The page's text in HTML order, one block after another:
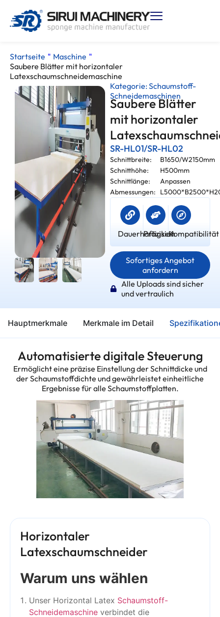
Startseite " Maschine "
Saubere Blätter mit horizontaler
Latexschaumschneidemaschine
Kategorie:Schaumstoff-
Schneidemaschinen
Saubere Blätter
mit horizontaler
SR-HL01/SR-HL02
Schnittbreite:
B1650/W2150mm
Schnitthöhe:
H500mm
Schnittlänge:
Anpassen
Abmessungen:
Dauerhaftigkeit
PräzisionKompatibilität
Sofortiges Angebot
anfordern
Alle Uploads sind sicher
und vertraulich
Hauptmerkmale Merkmale im Detail
Automatisierte digitale Steuerung
Ermöglicht eine präzise Einstellung der Schnittdicke und
der Schaumstoffdichte und gewährleistet einheitliche
Ergebnisse für alle Schaumstoffplatten.
Horizontaler
Latexschaumschneider
Warum uns wählen
Unser Horizontal Latex Schaumstoff-
Schneidemaschine verbindet die